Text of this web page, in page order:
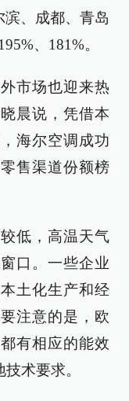
、成都、青岛
、181%。
市场也迎来热
晨说，凭借本
海尔空调成功
售渠道份额榜
低，高温天气
口。一些企业
土化生产和经
注意的是，欧
有相应的能效
术要求。